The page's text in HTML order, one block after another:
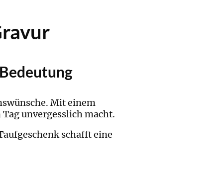
Mit einem
unvergesslich macht.
schafft eine